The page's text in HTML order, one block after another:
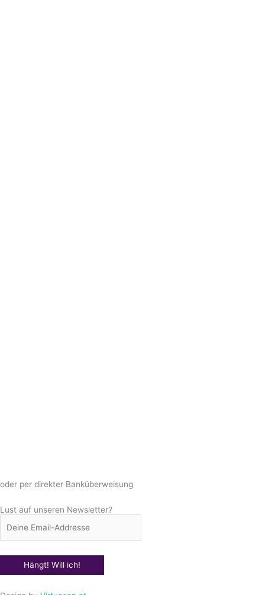
oder per direkter Banküberweisung
Lust auf unseren Newsletter?